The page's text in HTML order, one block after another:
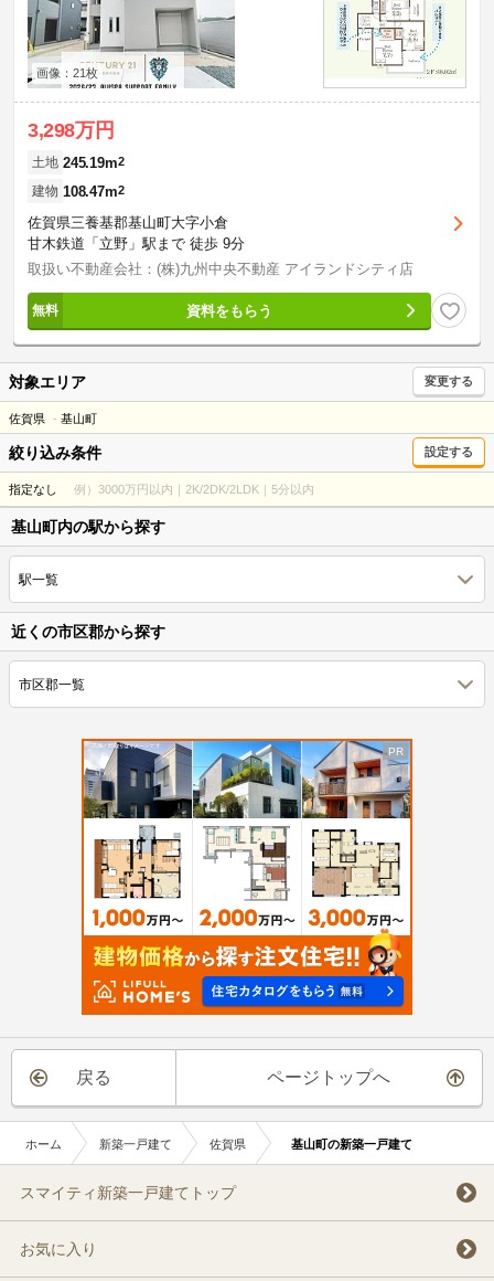
画像：21枚
3,298万円
土地 245.19m2
建物 108.47m2
佐賀県三養基郡基山町大字小倉
甘木鉄道「立野」駅まで 徒歩 9分
取扱い不動産会社：(株)九州中央不動産 アイランドシティ店
資料をもらう
対象エリア 変更する
佐賀県 基山町
絞り込み条件 設定する
指定なし 例）3000万円以内｜2K/2DK/2LDK｜5分以内
基山町内の駅から探す
駅一覧
近くの市区郡から探す
市区郡一覧
戻る ページトップへ
ホーム 新築一戸建て 佐賀県 基山町の新築一戸建て
スマイティ新築一戸建てトップ
お気に入り